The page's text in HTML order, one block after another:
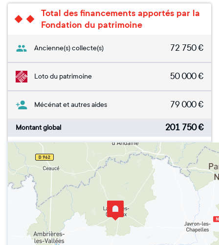
Total des financements apportés par la
Fondation du patrimoine
Ancienne(s) collecte(s) 72 750€
Loto du patrimoine 50 000€
Mécénat et autres aides 79 000€
Montant global 201 750€